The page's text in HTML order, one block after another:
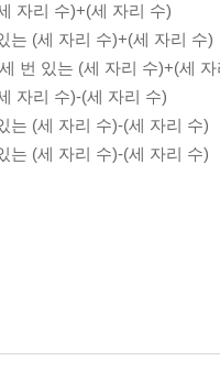
자리 수)+(세 자리 수)
는 (세 자리 수)+(세 자리 수)
번 있는 (세 자리 수)+(세
자리 수)-(세 자리 수)
는 (세 자리 수)-(세 자리 수)
는 (세 자리 수)-(세 자리 수)